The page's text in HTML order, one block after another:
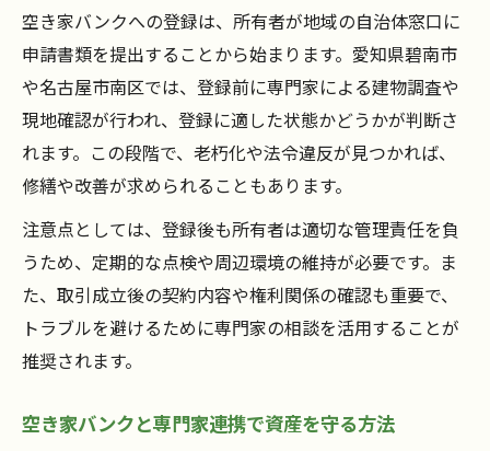
空き家バンクへの登録は、所有者が地域の自治体窓口に
申請書類を提出することから始まります。愛知県碧南市
や名古屋市南区では、登録前に専門家による建物調査や
現地確認が行われ、登録に適した状態かどうかが判断さ
れます。この段階で、老朽化や法令違反が見つかれば、
修繕や改善が求められることもあります。
注意点としては、登録後も所有者は適切な管理責任を負
うため、定期的な点検や周辺環境の維持が必要です。ま
た、取引成立後の契約内容や権利関係の確認も重要で、
トラブルを避けるために専門家の相談を活用することが
推奨されます。
空き家バンクと専門家連携で資産を守る方法